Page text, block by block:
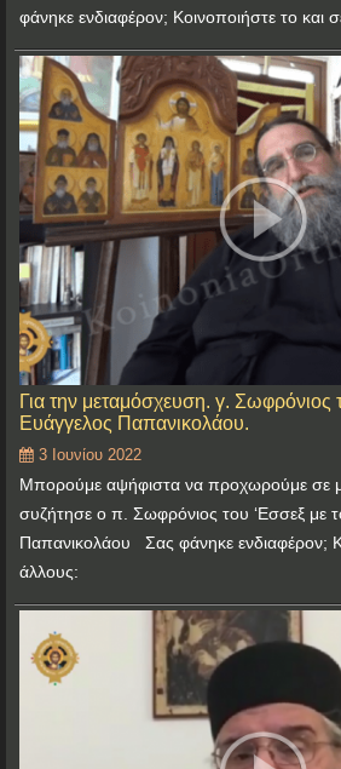
φάνηκε ενδιαφέρον; Κοινοποιήστε το και
Για την μεταμόσχευση. γ. Σωφρόνιος
Ευάγγελος Παπανικολάου.
3 Ιουνίου 2022
Μπορούμε αψήφιστα να προχωρούμε σε
συζήτησε ο π. Σωφρόνιος του ‘Εσσεξ με
Παπανικολάου Σας φάνηκε ενδιαφέρον;
άλλους: